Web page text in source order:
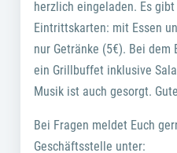
herzlich eingeladen. Es
Eintrittskarten: mit Essen
nur Getränke (5€). Bei dem
ein Grillbuffet inklusive
Musik ist auch gesorgt.
Bei Fragen meldet Euch
Geschäftsstelle unter: